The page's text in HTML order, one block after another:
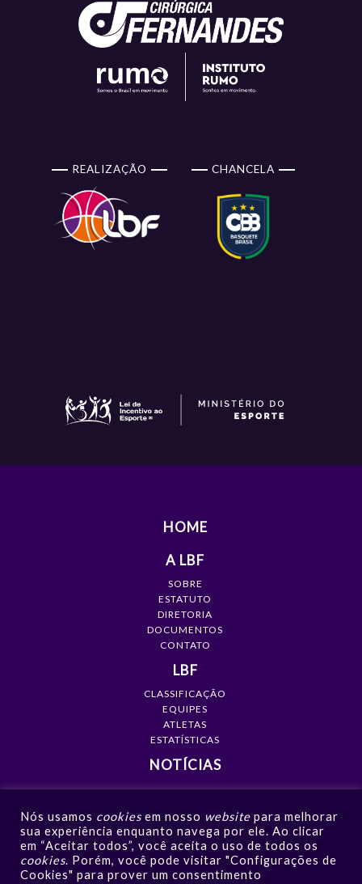
REALIZAÇÃO CHANCELA
HOME
A LBF
SOBRE
ESTATUTO
DIRETORIA
DOCUMENTOS
CONTATO
LBF
CLASSIFICAÇÃO
EQUIPES
ATLETAS
ESTATÍSTICAS
NOTÍCIAS
GALERIAS
VÍDEOS
NOTÍCIAS
CONTATO
Nós usamos cookies em nosso website para melhorar
sua experiência enquanto navega por ele. Ao clicar
em “Aceitar todos”, você aceita o uso de todos os
cookies. Porém, você pode visitar "Configurações de
Cookies" para prover um consentimento